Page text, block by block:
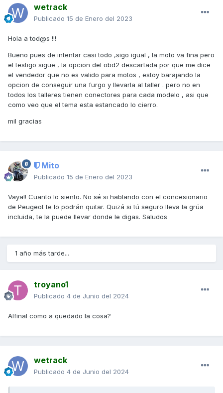
wetrack
Publicado 15 de Enero del 2023
Hola a tod@s !!!
Bueno pues de intentar casi todo ,sigo igual , la moto va fina pero
el testigo sigue , la opcion del obd2 descartada por que me dice
el vendedor que no es valido para motos , estoy barajando la
opcion de conseguir una furgo y llevarla al taller . pero no en
todos los talleres tienen conectores para cada modelo , asi que
como veo que el tema esta estancado lo cierro.
mil gracias
Mito
Publicado 15 de Enero del 2023
Vaya!! Cuanto lo siento. No sé si hablando con el concesionario
de Peugeot te lo podrán quitar. Quizá si tú seguro lleva la grúa
incluida, te la puede llevar donde le digas. Saludos
1 año más tarde...
troyano1
Publicado 4 de Junio del 2024
Alfinal como a quedado la cosa?
wetrack
Publicado 4 de Junio del 2024